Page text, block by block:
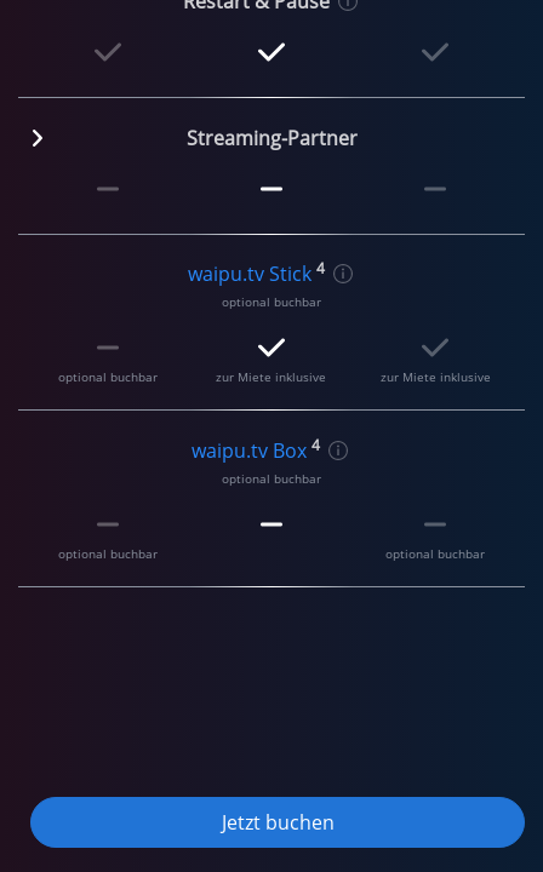
Streaming-Partner
waipu.tv Stick 4
optional buchbar
optional buchbar zur Miete inklusive zur Miete inklusive
waipu.tv Box 4
optional buchbar
optional buchbar optional buchbar
Jetzt buchen